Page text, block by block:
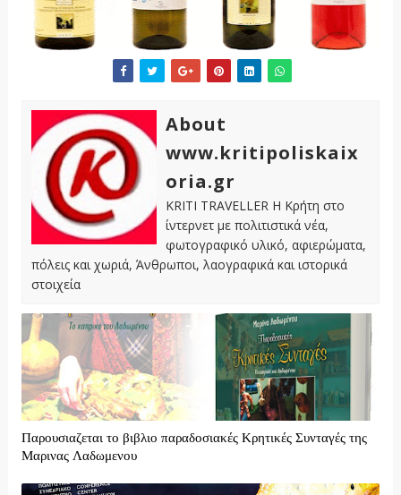
About
www.kritipoliskaix
oria.gr
KRITI TRAVELLER Η Κρήτη στο
ίντερνετ με πολιτιστικά νέα,
φωτογραφικό υλικό, αφιερώματα,
πόλεις και χωριά, Άνθρωποι, λαογραφικά και ιστορικά
στοιχεία
Παρουσιαζεται το βιβλιο παραδοσιακές Κρητικές Συνταγές της
Μαρινας Λαδωμενου